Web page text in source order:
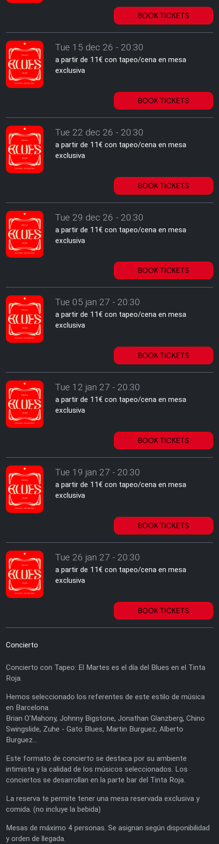
BOOK TICKETS
Tue 15 dec 26 - 20:30
a partir de 11€ con tapeo/cena en mesa
exclusiva
BOOK TICKETS
Tue 22 dec 26 - 20:30
a partir de 11€ con tapeo/cena en mesa
exclusiva
BOOK TICKETS
Tue 29 dec 26 - 20:30
a partir de 11€ con tapeo/cena en mesa
exclusiva
BOOK TICKETS
Tue 05 jan 27 - 20:30
a partir de 11€ con tapeo/cena en mesa
exclusiva
BOOK TICKETS
Tue 12 jan 27 - 20:30
a partir de 11€ con tapeo/cena en mesa
exclusiva
BOOK TICKETS
Tue 19 jan 27 - 20:30
a partir de 11€ con tapeo/cena en mesa
exclusiva
BOOK TICKETS
Tue 26 jan 27 - 20:30
a partir de 11€ con tapeo/cena en mesa
exclusiva
BOOK TICKETS
Concierto
Concierto con Tapeo: El Martes es el día del Blues en el Tinta
Roja.
Hemos seleccionado los referentes de este estilo de música
en Barcelona.
Brian O'Mahony, Johnny Bigstone, Jonathan Glanzberg, Chino
Swingslide, Zuhe - Gato Blues, Martin Burguez, Alberto
Burguez...
Este formato de concierto se destaca por su ambiente
intimista y la calidad de los músicos seleccionados. Los
conciertos se desarrollan en la parte bar del Tinta Roja.
La reserva te permite tener una mesa reservada exclusiva y
comida. (no incluye la bebida)
Mesas de máximo 4 personas. Se asignan según disponibilidad
y orden de llegada.